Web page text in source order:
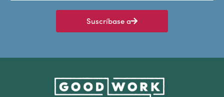
Suscríbase a